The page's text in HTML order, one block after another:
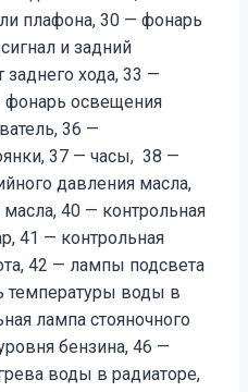
плафона, 30 — фонарь
и задний
заднего хода, 33 —
фонарь освещения
36 —
37 — часы, 38 —
давления масла,
40 — контрольная
41 — контрольная
42 — лампы подсвета
температуры воды в
лампа стояночного
бензина, 46 —
воды в радиаторе,